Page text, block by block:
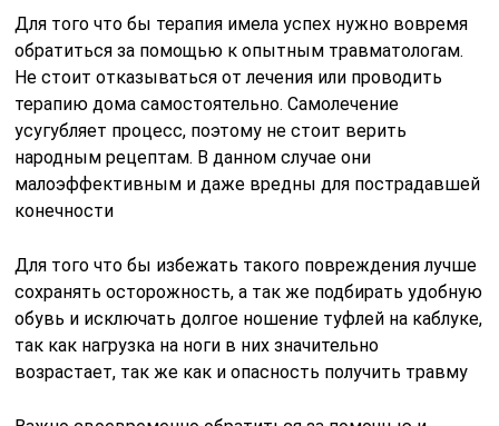
Для того что бы терапия имела успех нужно вовремя
обратиться за помощью к опытным травматологам.
Не стоит отказываться от лечения или проводить
терапию дома самостоятельно. Самолечение
усугубляет процесс, поэтому не стоит верить
народным рецептам. В данном случае они
малоэффективным и даже вредны для пострадавшей
конечности
Для того что бы избежать такого повреждения лучше
сохранять осторожность, а так же подбирать удобную
обувь и исключать долгое ношение туфлей на каблуке,
так как нагрузка на ноги в них значительно
возрастает, так же как и опасность получить травму